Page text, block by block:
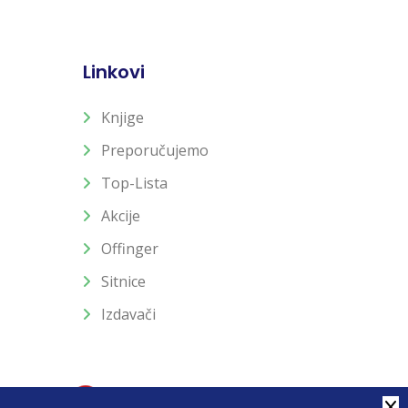
Linkovi
Knjige
Preporučujemo
Top-Lista
Akcije
Offinger
Sitnice
Izdavači